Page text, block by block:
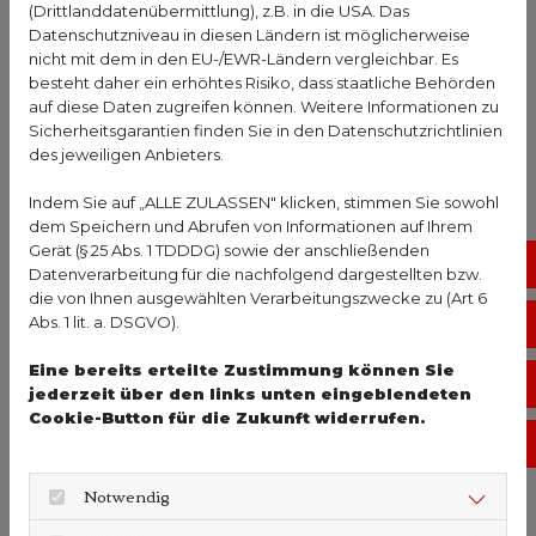
In Deutschland wird im Frühjahr ungefähr ein UV-
Index von 5 gemessen, im Sommer von 8. Im Herbst
liegt der Wert bei um die 3, im Winter im Bereich
von 0 bis 2. Diese Werte wurden von der WHO
definiert und werden auf der ganzen Welt
einheitlich verwendet. Im Gebirge in
Süddeutschland kann es im Sommer sogar zu
Werten von bis zu 11 kommen, am Äquator kann es
Werte von 12 oder höher geben. Welche
Maßnahmen sind wann zu treffen? Bei einem Index
erforderlich. 3 bis 5 werden als mittel, 6 bis 7 als
hoch eingestuft. Bei diesen Werten sollte man
und Sonnenbrille tragen und sich mit
Sonnencreme mit einem ausreichenden
(Drittlanddatenübermittlung), z.B. in die USA. Das
Datenschutzniveau in diesen Ländern ist möglicherweise
nicht mit dem in den EU-/EWR-Ländern vergleichbar. Es
besteht daher ein erhöhtes Risiko, dass staatliche Behörden
auf diese Daten zugreifen können. Weitere Informationen zu
Sicherheitsgarantien finden Sie in den Datenschutzrichtlinien
des jeweiligen Anbieters.
Indem Sie auf „ALLE ZULASSEN" klicken, stimmen Sie sowohl
dem Speichern und Abrufen von Informationen auf Ihrem
Gerät (§ 25 Abs. 1 TDDDG) sowie der anschließenden
Datenverarbeitung für die nachfolgend dargestellten bzw.
die von Ihnen ausgewählten Verarbeitungszwecke zu (Art 6
Abs. 1 lit. a. DSGVO).
Eine bereits erteilte Zustimmung können Sie
jederzeit über den links unten eingeblendeten
Cookie-Button für die Zukunft widerrufen.
Notwendig